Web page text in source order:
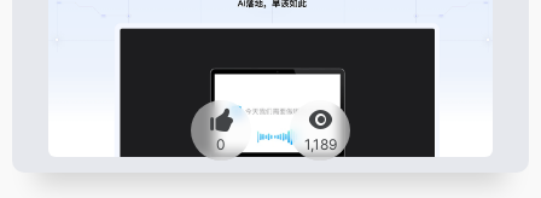
0 1,189